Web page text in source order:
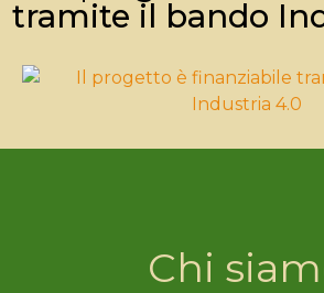
tramite il bando
Chi